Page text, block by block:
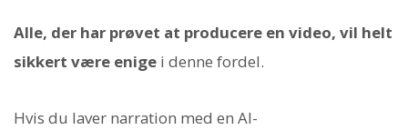
Alle, der har prøvet at producere en video, vil helt
sikkert være enige i denne fordel.
Hvis du laver narration med en AI-